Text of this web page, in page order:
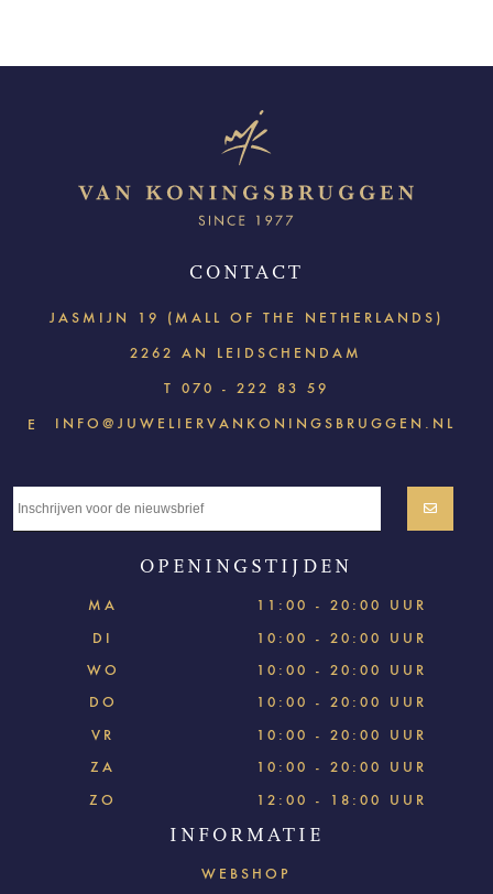
CONTACT
JASMIJN 19 (MALL OF THE NETHERLANDS)
2262 AN LEIDSCHENDAM
T 070 - 222 83 59
E INFO@JUWELIERVANKONINGSBRUGGEN.NL
OPENINGSTIJDEN
MA
11:00 - 20:00 UUR
DI
10:00 - 20:00 UUR
WO
10:00 - 20:00 UUR
DO
10:00 - 20:00 UUR
VR
10:00 - 20:00 UUR
ZA
10:00 - 20:00 UUR
ZO
12:00 - 18:00 UUR
INFORMATIE
WEBSHOP